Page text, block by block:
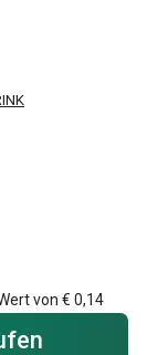
von € 0,14